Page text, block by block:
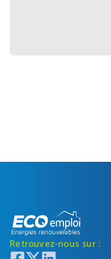
Retrouvez-nous sur :